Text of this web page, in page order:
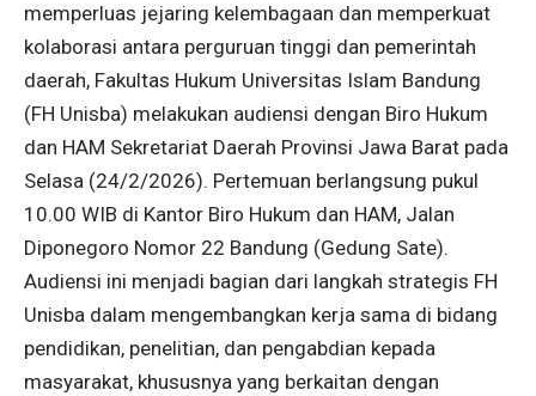
memperluas jejaring kelembagaan dan memperkuat
kolaborasi antara perguruan tinggi dan pemerintah
daerah, Fakultas Hukum Universitas Islam Bandung
(FH Unisba) melakukan audiensi dengan Biro Hukum
dan HAM Sekretariat Daerah Provinsi Jawa Barat pada
Selasa (24/2/2026). Pertemuan berlangsung pukul
10.00 WIB di Kantor Biro Hukum dan HAM, Jalan
Diponegoro Nomor 22 Bandung (Gedung Sate).
Audiensi ini menjadi bagian dari langkah strategis FH
Unisba dalam mengembangkan kerja sama di bidang
pendidikan, penelitian, dan pengabdian kepada
masyarakat, khususnya yang berkaitan dengan